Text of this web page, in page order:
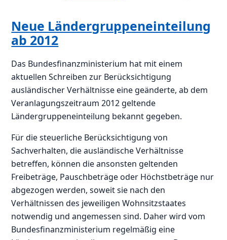
Neue Ländergruppeneinteilung
ab 2012
Das Bundesfinanzministerium hat mit einem
aktuellen Schreiben zur Berücksichtigung
ausländischer Verhältnisse eine geänderte, ab dem
Veranlagungszeitraum 2012 geltende
Ländergruppeneinteilung bekannt gegeben.
Für die steuerliche Berücksichtigung von
Sachverhalten, die ausländische Verhältnisse
betreffen, können die ansonsten geltenden
Freibeträge, Pauschbeträge oder Höchstbeträge nur
abgezogen werden, soweit sie nach den
Verhältnissen des jeweiligen Wohnsitzstaates
notwendig und angemessen sind. Daher wird vom
Bundesfinanzministerium regelmäßig eine